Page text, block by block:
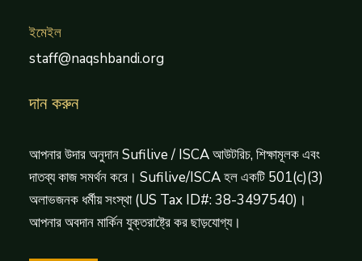
ইমেইল
staff@naqshbandi.org
দান করুন
আপনার উদার অনুদান Sufilive / ISCA আউটরিচ, শিক্ষামূলক এবং
দাতব্য কাজ সমর্থন করে। Sufilive/ISCA হল একটি 501(c)(3)
অলাভজনক ধর্মীয় সংস্থা (US Tax ID#: 38-3497540)।
আপনার অবদান মার্কিন যুক্তরাষ্ট্রে কর ছাড়যোগ্য।